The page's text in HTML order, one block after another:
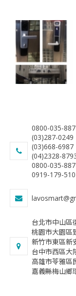
0800-035-887
(03)287-0249
(03)668-6987
(04)2328-
0800-035-887
0919-179-510
台北市中山區
桃園市大園區
新竹市東區新
台中市西區大
高雄市苓雅區
嘉義縣梅山鄉